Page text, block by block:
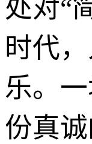
处对“
时代
乐。
份真